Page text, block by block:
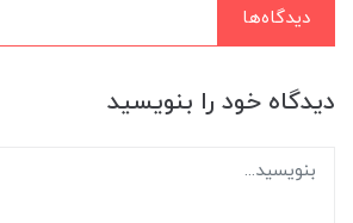
دیدگاه‌ها
دیدگاه خود را بنویسید